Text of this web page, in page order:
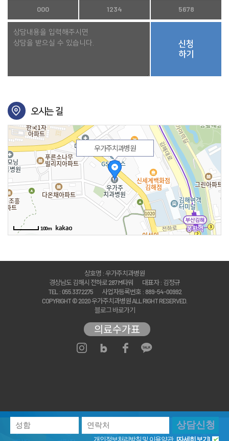
개인정보처리방침 및 이용약관 [자세히 보기]
상담신청
신청
하기
오시는 길
우가주치과병원
100m
상호명 : 우가주치과병원
경상남도 김해시 전하로 287 M타워
대표자 : 김정규
TEL : 055.337.2275
사업자등록번호 : 889-54-00992
COPYRIGHT © 2020 우가주치과병원 ALL RIGHT RESERVED.
블로그 바로가기
의료수가표